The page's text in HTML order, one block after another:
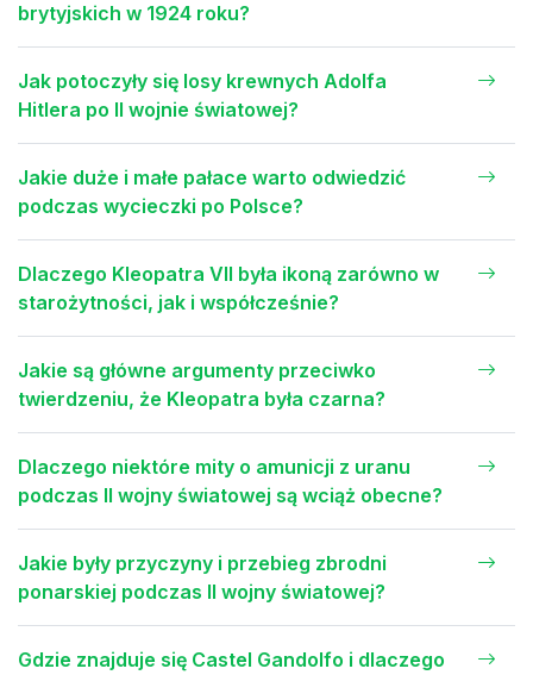
brytyjskich w 1924 roku?
Jak potoczyły się losy krewnych Adolfa
Hitlera po II wojnie światowej?
Jakie duże i małe pałace warto odwiedzić
podczas wycieczki po Polsce?
Dlaczego Kleopatra VII była ikoną zarówno w
starożytności, jak i współcześnie?
Jakie są główne argumenty przeciwko
twierdzeniu, że Kleopatra była czarna?
Dlaczego niektóre mity o amunicji z uranu
podczas II wojny światowej są wciąż obecne?
Jakie były przyczyny i przebieg zbrodni
ponarskiej podczas II wojny światowej?
Gdzie znajduje się Castel Gandolfo i dlaczego